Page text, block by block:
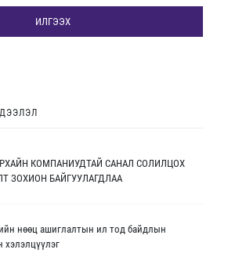
ИЛГЭЭХ
КОМПАНИУДТАЙ САНАЛ СОЛИЛЦОХ
ЗОХИОН БАЙГУУЛАГДЛАА
нөөц ашиглалтын ил тод байдлын
хэлэлцүүлэг